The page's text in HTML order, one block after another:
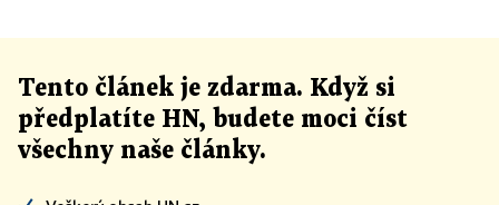
Tento článek je zdarma. Když si
předplatíte HN, budete moci číst
všechny naše články.